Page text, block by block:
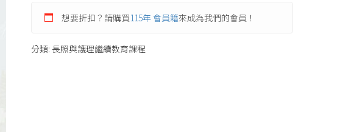
想要折扣？請購買115年 會員籍來成為我們的會員！
分類: 長照與護理繼續教育課程